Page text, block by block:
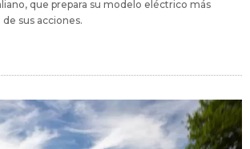
que prepara su modelo eléctrico más
sus acciones.